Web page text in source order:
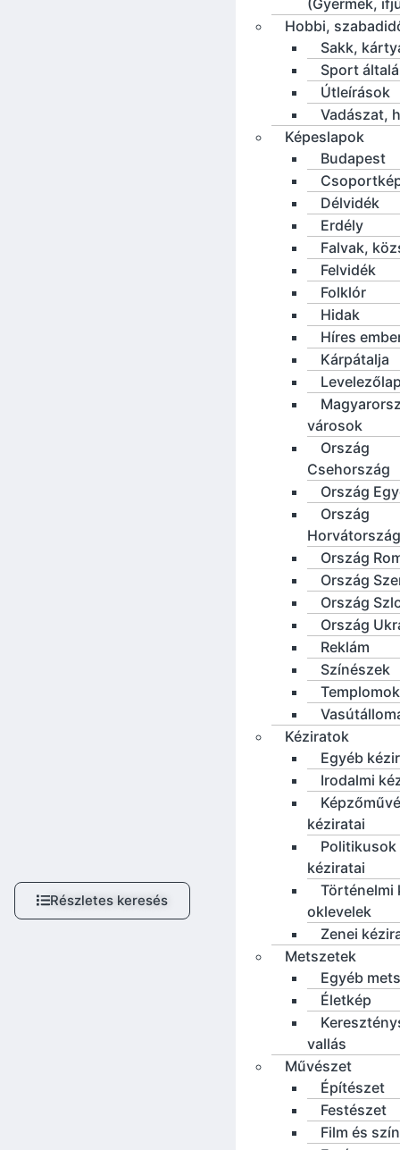
Részletes keresés
Hobbi,
Sakk,
Sport
Útleírások
Vadászat,
Képeslapok
Budapest
Délvidék
Erdély
Falvak,
Felvidék
Folklór
Hidak
Híres
Kárpátalja
városok
Ország
Csehország
Ország
Ország
Horvátország
Ország
Ország
Ország
Ország
Reklám
Színészek
Templomok
Kéziratok
Egyéb
Irodalmi
kéziratai
Politikusok
kéziratai
Történelmi
oklevelek
Zenei
Metszetek
Egyéb
Életkép
vallás
Művészet
Építészet
Festészet
Film és